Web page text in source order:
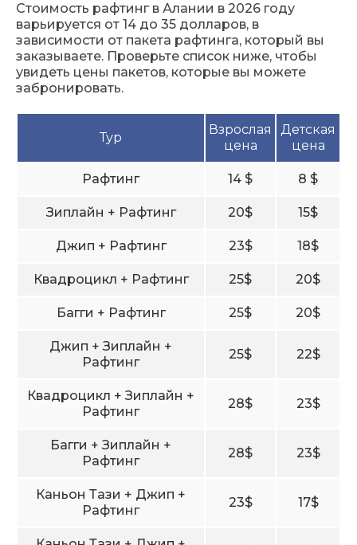
Стоимость рафтинг в Алании в 2026 году
варьируется от 14 до 35 долларов, в
зависимости от пакета рафтинга, который вы
заказываете. Проверьте список ниже, чтобы
увидеть цены пакетов, которые вы можете
забронировать.
Тур
Взрослая
цена
Детская
цена
Рафтинг 14 $ 8 $
Зиплайн + Рафтинг 20$ 15$
Джип + Рафтинг 23$ 18$
Квадроцикл + Рафтинг 25$ 20$
Багги + Рафтинг 25$ 20$
Джип + Зиплайн +
Рафтинг
25$ 22$
Квадроцикл + Зиплайн +
Рафтинг
28$ 23$
Багги + Зиплайн +
Рафтинг
28$ 23$
Каньон Тази + Джип +
Рафтинг
23$ 17$